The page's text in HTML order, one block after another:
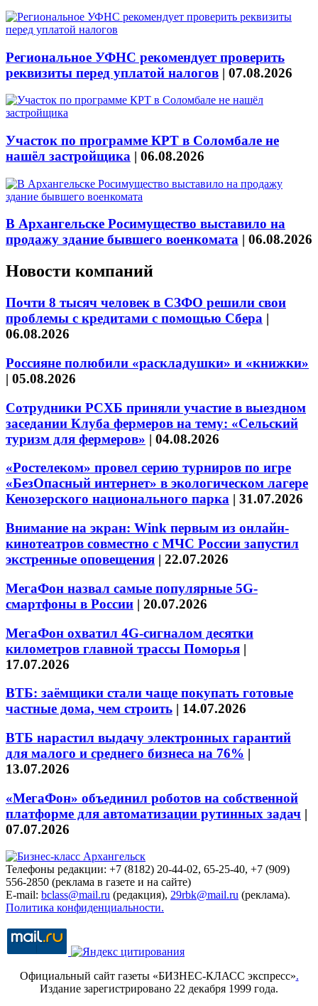
Региональное УФНС рекомендует проверить
реквизиты перед уплатой налогов | 07.08.2026
Участок по программе КРТ в Соломбале не
нашёл застройщика | 06.08.2026
В Архангельске Росимущество выставило на
продажу здание бывшего военкомата | 06.08.2026
Новости компаний
Почти 8 тысяч человек в СЗФО решили свои
проблемы с кредитами с помощью Сбера |
06.08.2026
Россияне полюбили «раскладушки» и «книжки»
| 05.08.2026
Сотрудники РСХБ приняли участие в выездном
заседании Клуба фермеров на тему: «Сельский
туризм для фермеров» | 04.08.2026
«Ростелеком» провел серию турниров по игре
«БезОпасный интернет» в экологическом лагере
Кенозерского национального парка | 31.07.2026
Внимание на экран: Wink первым из онлайн-
кинотеатров совместно с МЧС России запустил
экстренные оповещения | 22.07.2026
МегаФон назвал самые популярные 5G-
смартфоны в России | 20.07.2026
МегаФон охватил 4G-сигналом десятки
километров главной трассы Поморья |
17.07.2026
ВТБ: заёмщики стали чаще покупать готовые
частные дома, чем строить | 14.07.2026
ВТБ нарастил выдачу электронных гарантий
для малого и среднего бизнеса на 76% |
13.07.2026
«МегаФон» объединил роботов на собственной
платформе для автоматизации рутинных задач |
07.07.2026
Телефоны редакции: +7 (8182) 20-44-02, 65-25-40, +7 (909)
556-2850 (реклама в газете и на сайте)
E-mail: bclass@mail.ru (редакция), 29rbk@mail.ru (реклама).
Политика конфиденциальности.
Официальный сайт газеты «БИЗНЕС-КЛАСС экспресс».
Издание зарегистрировано 22 декабря 1999 года.